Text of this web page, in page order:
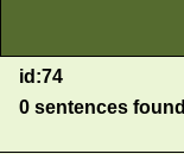
id:74
0 sentences found